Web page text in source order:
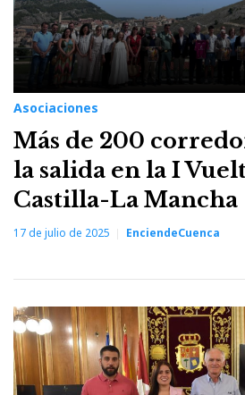
Asociaciones
Más de 200
la salida en la I
Castilla-La Mancha
17 de julio de 2025 EnciendeCuenca